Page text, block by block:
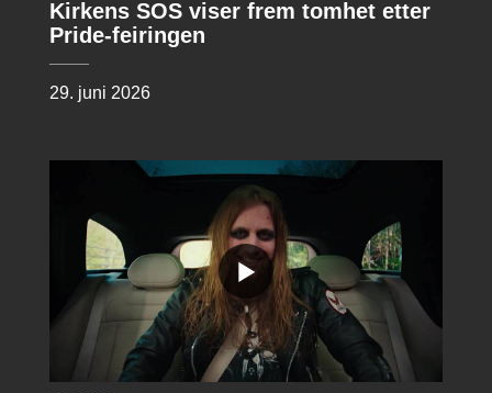
Kirkens SOS viser frem tomhet etter
Pride-feiringen
29. juni 2026